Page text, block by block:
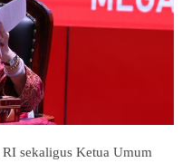
sekaligus Ketua Umum